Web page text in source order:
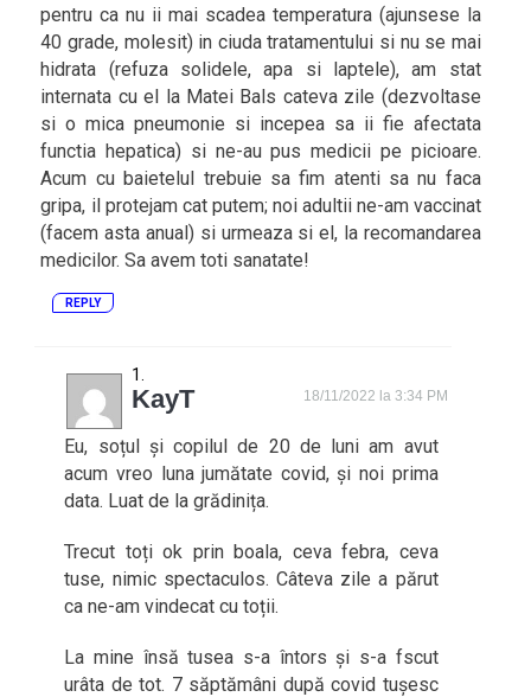
pentru ca nu ii mai scadea temperatura (ajunsese la
40 grade, molesit) in ciuda tratamentului si nu se mai
hidrata (refuza solidele, apa si laptele), am stat
internata cu el la Matei Bals cateva zile (dezvoltase
si o mica pneumonie si incepea sa ii fie afectata
functia hepatica) si ne-au pus medicii pe picioare.
Acum cu baietelul trebuie sa fim atenti sa nu faca
gripa, il protejam cat putem; noi adultii ne-am vaccinat
(facem asta anual) si urmeaza si el, la recomandarea
medicilor. Sa avem toti sanatate!
REPLY
KayT 18/11/2022 la 3:34 PM
Eu, soțul și copilul de 20 de luni am avut
acum vreo luna jumătate covid, și noi prima
data. Luat de la grădinița.
Trecut toți ok prin boala, ceva febra, ceva
tuse, nimic spectaculos. Câteva zile a părut
ca ne-am vindecat cu toții.
La mine însă tusea s-a întors și s-a fscut
urâta de tot. 7 săptămâni după covid tușesc